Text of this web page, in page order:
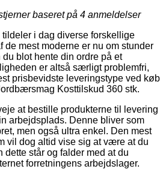
baseret på 4 anmeldelser
i dag diverse forskellige
de mest moderne er nu om stunder
blot hente din ordre på et
er altså særligt problemfri,
prisbevidste leveringstype ved køb
Kosttilskud 360 stk.
at bestille produkterne til levering
arbejdsplads. Denne bliver som
men også ultra enkel. Den mest
vil dog altid vise sig at være at du
dette står og falder med at du
forretningens arbejdslager.